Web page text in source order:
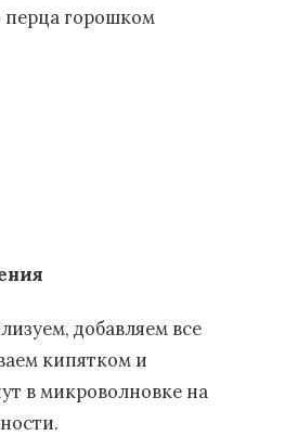
перца горошком
добавляем все
кипятком и
в микроволновке на